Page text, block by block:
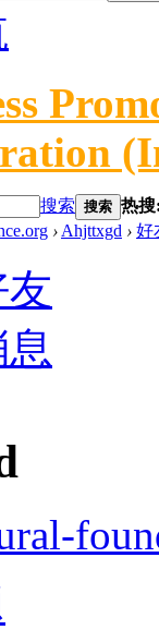
搜索 搜索 热搜:
› Ahjttxgd › 好